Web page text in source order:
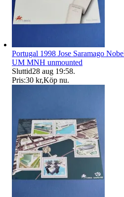
Portugal 1998 Jose Saramago
UM MNH unmounted
Sluttid28 aug 19:58.
Pris:30 kr,Köp nu.